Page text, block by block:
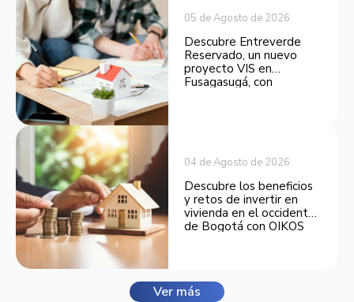
05 de Agosto de 2026
Descubre Entreverde
Reservado, un nuevo
proyecto VIS en
Fusagasugá, con
04 de Agosto de 2026
Descubre los beneficios
y retos de invertir en
vivienda en el occidente
de Bogotá con OIKOS
Ver más